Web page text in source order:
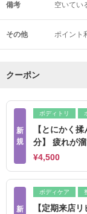
備考 空いてい
その他 ポイント
クーポン
新
規
ボディトリ
【とにかく
分】 疲れが
¥4,500
新
ボディケア
【定期来店